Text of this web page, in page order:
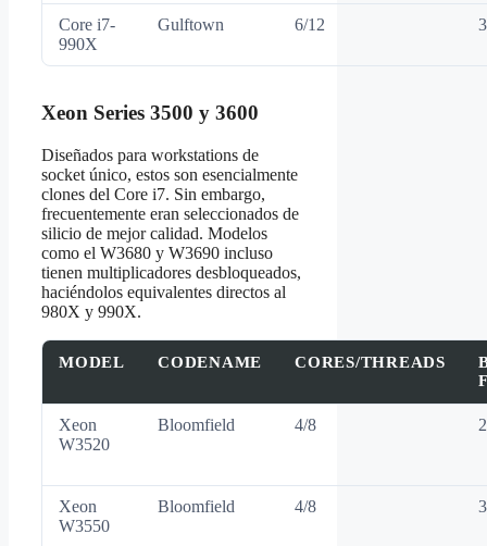
Core i7-
990X
Gulftown 6/12
Xeon Series 3500 y 3600
Diseñados para workstations de
socket único, estos son esencialmente
clones del Core i7. Sin embargo,
frecuentemente eran seleccionados de
silicio de mejor calidad. Modelos
como el W3680 y W3690 incluso
tienen multiplicadores desbloqueados,
haciéndolos equivalentes directos al
980X y 990X.
MODEL CODENAME CORES/THREADS
Xeon
W3520
Bloomfield 4/8
Xeon
W3550
Bloomfield 4/8